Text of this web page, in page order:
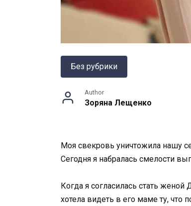
Без рубрики
Author
Зоряна Лещенко
Моя свекровь уничтожила нашу
Сегодня я набралась смелости
Когда я согласилась стать
хотела видеть в его маме ту,